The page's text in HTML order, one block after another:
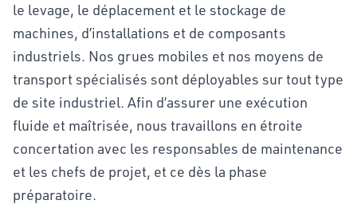
le levage, le déplacement et le stockage de
machines, d’installations et de composants
industriels. Nos grues mobiles et nos moyens de
transport spécialisés sont déployables sur tout type
de site industriel. Afin d’assurer une exécution
fluide et maîtrisée, nous travaillons en étroite
concertation avec les responsables de maintenance
et les chefs de projet, et ce dès la phase
préparatoire.